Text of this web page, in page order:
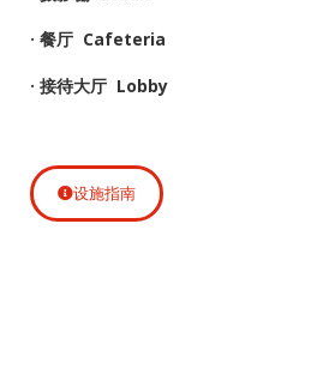
· 餐厅 Cafeteria
· 接待大厅 Lobby
设施指南